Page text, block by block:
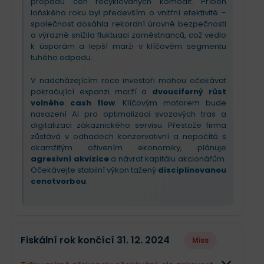
loňského roku byl především o vnitřní efektivitě –
společnost dosáhla rekordní úrovně bezpečnosti
a výrazně snížila fluktuaci zaměstnanců, což vedlo
k úsporám a lepší marži v klíčovém segmentu
tuhého odpadu.
V nadcházejícím roce investoři mohou očekávat
pokračující expanzi marží a dvouciferný růst
volného cash flow. Klíčovým motorem bude
nasazení AI pro optimalizaci svozových tras a
digitalizaci zákaznického servisu. Přestože firma
zůstává v odhadech konzervativní a nepočítá s
okamžitým oživením ekonomiky, plánuje
agresivní akvizicea návrat kapitálu akcionářům.
Očekávejte stabilní výkon tažený disciplinovanou
cenotvorbou.
Fiskální rok končící 31. 12. 2024 Miss